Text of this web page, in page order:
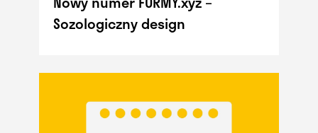
Sozologiczny design